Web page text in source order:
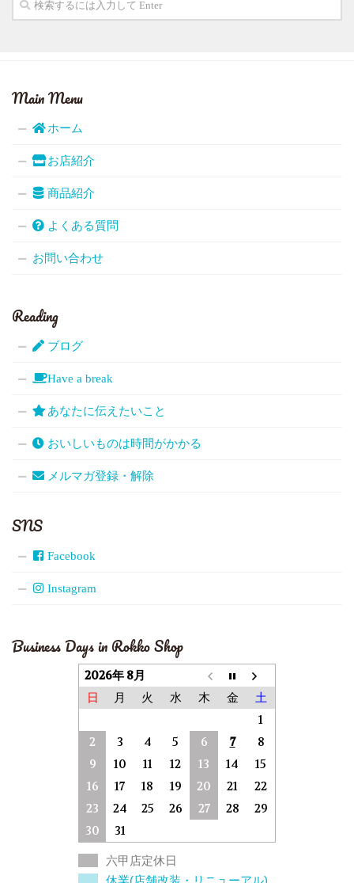
Main Menu
ホーム
お店紹介
商品紹介
よくある質問
お問い合わせ
Reading
ブログ
Have a break
あなたに伝えたいこと
おいしいものは時間がかかる
メルマガ登録・解除
SNS
Facebook
Instagram
Business Days in Rokko Shop
2026年 8月
日 月 火 水 木 金 土
1
2
3 4 5 6 7
8
9
10 11 12 13 14
15
16
17 18 19 20 21
22
23
24 25 26 27 28
29
30
31
六甲店定休日